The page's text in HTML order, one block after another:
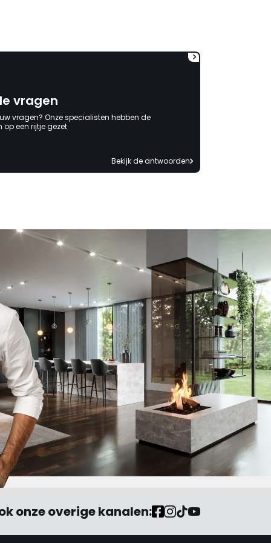
vragen
vragen? Onze specialisten hebben de
een rijtje gezet
Bekijk de antwoorden
onze overige kanalen: